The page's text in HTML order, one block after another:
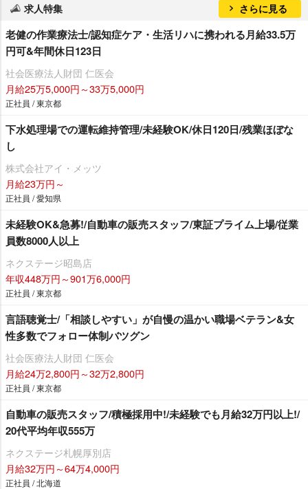
求人特集 さらに見る
老健の作業療法士/認知症ケア・生活リハに携われる月給33.5万
円可&年間休日123日
社会医療法人財団 仁医会
月給25万5,000円～33万5,000円
正社員 / 東京都
下水処理場での運転維持管理/未経験OK/休日120日/残業ほぼな
し
株式会社アイ・メッツ
月給23万円～
正社員 / 愛知県
未経験OK&急募!/自動車の販売スタッフ/東証プライム上場/従業
員数8000人以上
ネクステージ昭島店
年収448万円～901万6,000円
正社員 / 東京都
言語聴覚士/「相談しやすい」が自慢の温かい職場ベテラン&女
性多数でフォロー体制バツグン
社会医療法人財団 仁医会
月給24万2,800円～32万2,800円
正社員 / 東京都
自動車の販売スタッフ/積極採用中!/未経験でも月給32万円以上!/
20代平均年収555万
ネクステージ札幌厚別店
月給32万円～64万4,000円
正社員 / 北海道